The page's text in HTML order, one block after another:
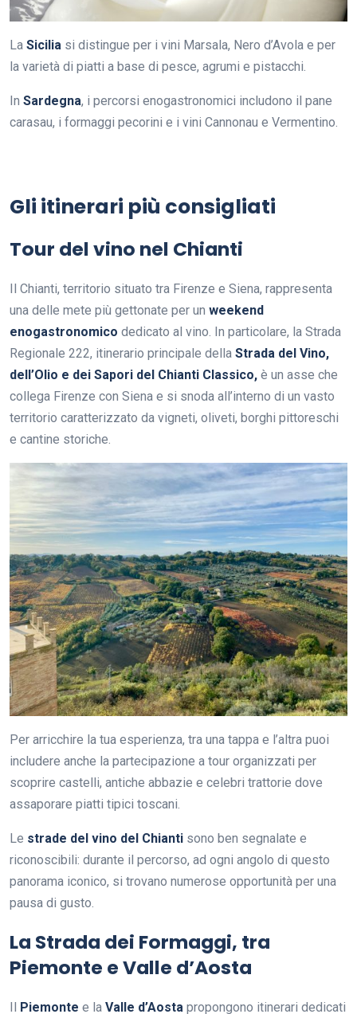
La Sicilia si distingue per i vini Marsala, Nero d’Avola e per
la varietà di piatti a base di pesce, agrumi e pistacchi.
In Sardegna, i percorsi enogastronomici includono il pane
carasau, i formaggi pecorini e i vini Cannonau e Vermentino.
Gli itinerari più consigliati
Tour del vino nel Chianti
Il Chianti, territorio situato tra Firenze e Siena, rappresenta
una delle mete più gettonate per un weekend
enogastronomico dedicato al vino. In particolare, la Strada
Regionale 222, itinerario principale della Strada del Vino,
dell’Olio e dei Sapori del Chianti Classico, è un asse che
collega Firenze con Siena e si snoda all’interno di un vasto
territorio caratterizzato da vigneti, oliveti, borghi pittoreschi
e cantine storiche.
Per arricchire la tua esperienza, tra una tappa e l’altra puoi
includere anche la partecipazione a tour organizzati per
scoprire castelli, antiche abbazie e celebri trattorie dove
assaporare piatti tipici toscani.
Le strade del vino del Chianti sono ben segnalate e
riconoscibili: durante il percorso, ad ogni angolo di questo
panorama iconico, si trovano numerose opportunità per una
pausa di gusto.
La Strada dei Formaggi, tra
Piemonte e Valle d’Aosta
Il Piemonte e la Valle d’Aosta propongono itinerari dedicati